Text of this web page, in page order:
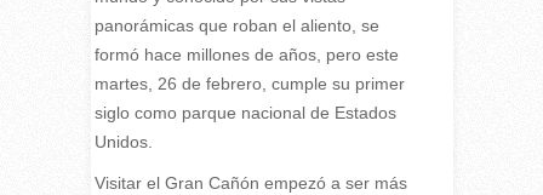
panorámicas que roban el aliento, se
formó hace millones de años, pero este
martes, 26 de febrero, cumple su primer
siglo como parque nacional de Estados
Unidos.
Visitar el Gran Cañón empezó a ser más